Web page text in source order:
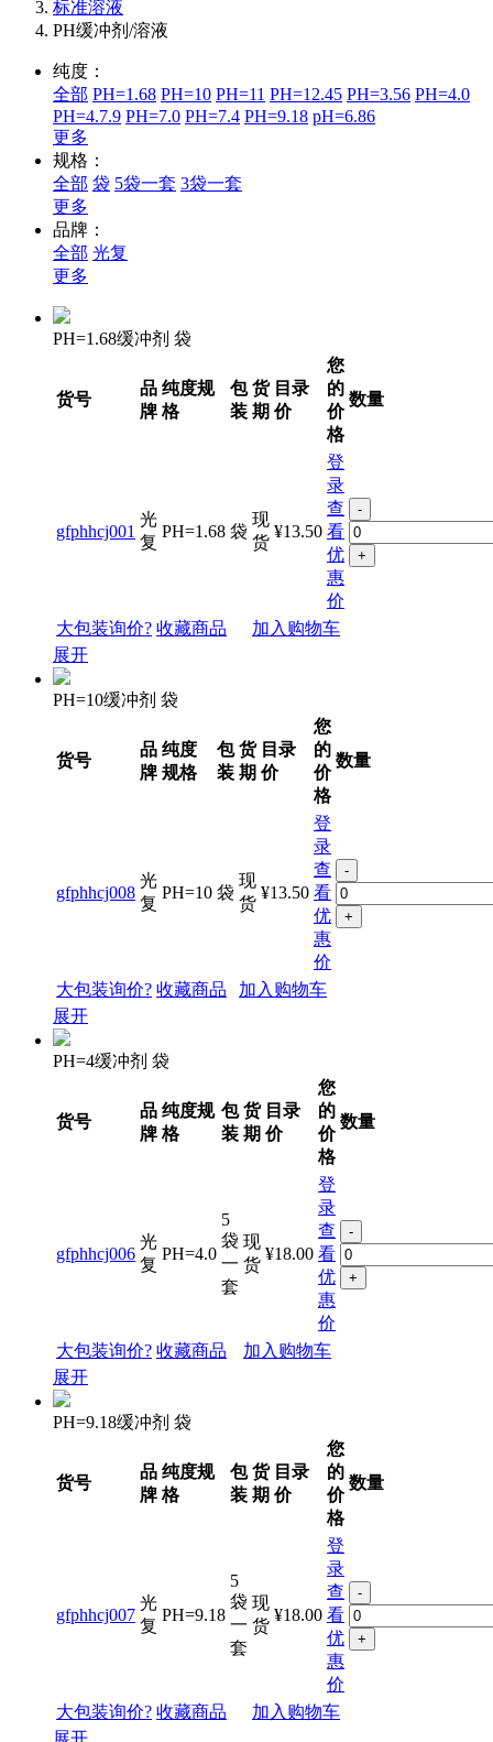
标准溶液
PH缓冲剂/溶液
纯度：
全部 PH=1.68 PH=10 PH=11 PH=12.45 PH=3.56 PH=4.0
PH=4.7.9 PH=7.0 PH=7.4 PH=9.18 pH=6.86
更多
规格：
全部 袋 5袋一套 3袋一套
更多
品牌：
全部 光复
更多
PH=1.68缓冲剂 袋
货号
品
牌
纯度规
格
包
装
货
期
目录
价
您
的
价
格
数量
gfphhcj001
光
复
PH=1.68 袋
现
货
¥13.50
登
录
查
看
优
惠
价
-
+
大包装询价? 收藏商品
加入购物车
展开
PH=10缓冲剂 袋
货号
品
牌
纯度
规格
包
装
货
期
目录
价
您
的
价
格
数量
gfphhcj008
光
复
PH=10 袋
现
货
¥13.50
登
录
查
看
优
惠
价
-
+
大包装询价? 收藏商品
加入购物车
展开
PH=4缓冲剂 袋
货号
品
牌
纯度规
格
包
装
货
期
目录
价
您
的
价
格
数量
gfphhcj006
光
复
PH=4.0
5
袋
一
套
现
货
¥18.00
登
录
查
看
优
惠
价
-
+
大包装询价? 收藏商品
加入购物车
展开
PH=9.18缓冲剂 袋
货号
品
牌
纯度规
格
包
装
货
期
目录
价
您
的
价
格
数量
gfphhcj007
光
复
PH=9.18
5
袋
一
套
现
货
¥18.00
登
录
查
看
优
惠
价
-
+
大包装询价? 收藏商品
加入购物车